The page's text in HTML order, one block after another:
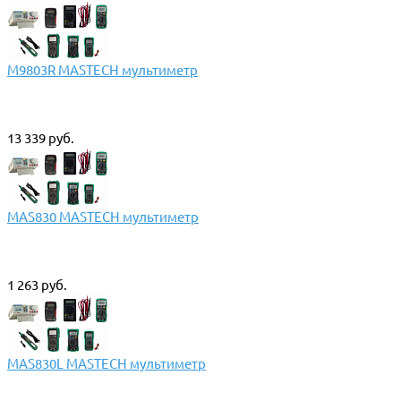
M9803R MASTECH мультиметр
13 339 руб.
MAS830 MASTECH мультиметр
1 263 руб.
MAS830L MASTECH мультиметр